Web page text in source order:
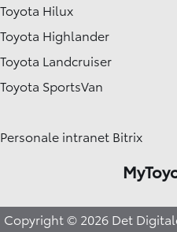
Toyota Hilux
Toyota Highlander
Toyota Landcruiser
Toyota SportsVan
Personale intranet Bitrix
Copyright © 2026 Det